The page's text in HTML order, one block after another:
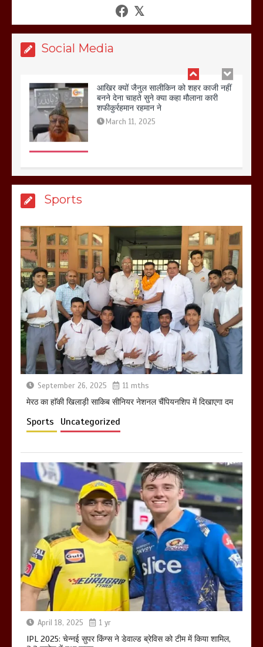
Social Media
शफीकुर्रहमान रहमान ने
बिजली विभाग से परेशान होकर बागपत में एक संत
ने सरकार को दी आमरण अनशन की चेतावनी
March 8, 2025
होलिका रखने पर लात मार कर होलिका को किया
तहस नहस,मोहल्ले वालों के साथ की गई गाली
गलोच ,कहा अगर रखी गई होली तो होगा खून
खराबा,
March 11, 2025
Sports
September 26, 2025 11 mths
मेरठ का हाॅकी खिलाड़ी साकिब सीनियर नेशनल चैंपियनशिप में दिखाएगा दम
Sports Uncategorized
April 18, 2025 1 yr
IPL 2025: चेन्नई सुपर किंग्स ने डेवाल्ड ब्रेविस को टीम में किया शामिल,